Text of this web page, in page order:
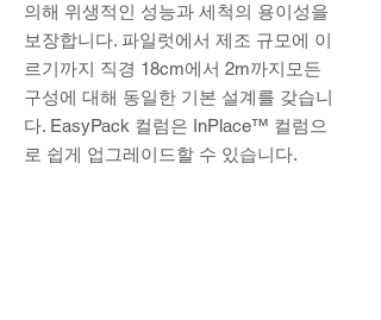
의해 위생적인 성능과 세척의 용이성을
보장합니다. 파일럿에서 제조 규모에 이
르기까지 직경 18cm에서 2m까지모든
구성에 대해 동일한 기본 설계를 갖습니
다. EasyPack 컬럼은 InPlace™ 컬럼으
로 쉽게 업그레이드할 수 있습니다.